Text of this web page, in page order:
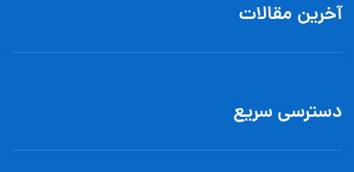
آخرین مقالات
دسترسی سریع